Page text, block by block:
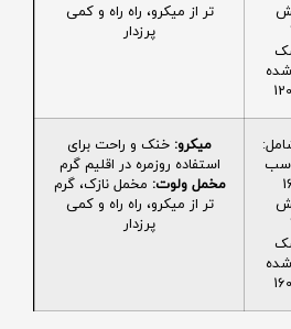
تر از میکرو، راه راه و کمی
پرزدار
میکرو: خنک و راحت برای
استفاده روزمره در اقلیم گرم
مخمل ولوت: مخمل نازک، گرم
تر از میکرو، راه راه و کمی
پرزدار